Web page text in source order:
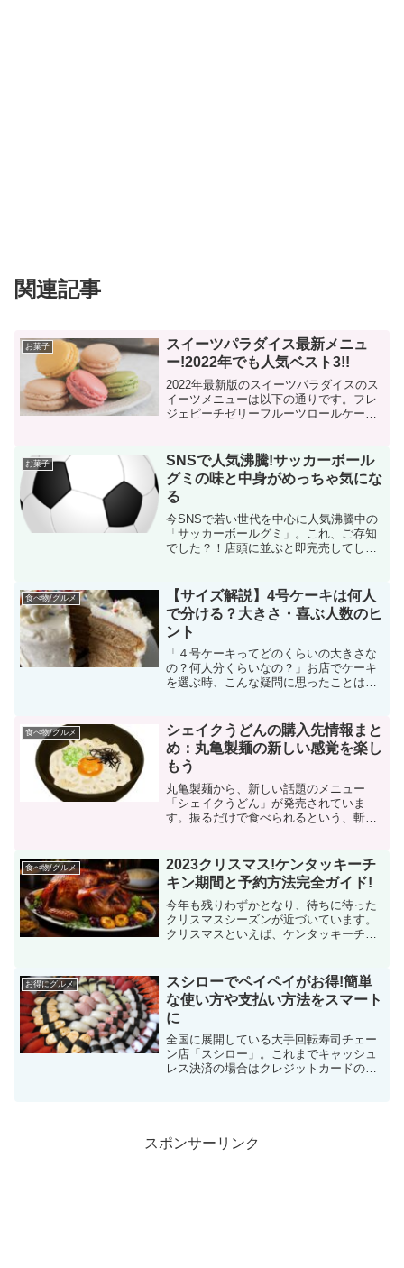
関連記事
お菓子
スイーツパラダイス最新メニュ
ー!2022年でも人気ベスト3!!
2022年最新版のスイーツパラダイスのス
イーツメニューは以下の通りです。フレ
ジェピーチゼリーフルーツロールケーキ
カ！サワーチェリーのムース色とりどり
のフルーツサンドケーキ...
お菓子
SNSで人気沸騰!サッカーボール
グミの味と中身がめっちゃ気にな
る
今SNSで若い世代を中心に人気沸騰中の
「サッカーボールグミ」。これ、ご存知
でした？！店頭に並ぶと即完売してしま
スーパーキック」という名前で販売して
います。「...
食べ物/グルメ
【サイズ解説】4号ケーキは何人
で分ける？大きさ・喜ぶ人数のヒ
ント
「４号ケーキってどのくらいの大きさな
の？何人分くらいなの？」お店でケーキ
を選ぶ時、こんな疑問に思ったことはあ
め、また注文する時に慌てないために、
４号ケーキのサイズとその...
食べ物/グルメ
シェイクうどんの購入先情報まと
め：丸亀製麺の新しい感覚を楽し
もう
丸亀製麺から、新しい話題のメニュー
「シェイクうどん」が発売されていま
す。振るだけで食べられるという、斬新
ね。では、「シェイクうどん」は、どの
丸亀製麺の店舗でも手に入るのでし...
食べ物/グルメ
2023クリスマス!ケンタッキーチ
キン期間と予約方法完全ガイド!
今年も残りわずかとなり、待ちに待った
クリスマスシーズンが近づいています。
クリスマスといえば、ケンタッキーチキ
定メニューは大人気で、SNSでは「予約
が取れない！」という声...
お得にグルメ
スシローでペイペイがお得!簡単
な使い方や支払い方法をスマート
に
全国に展開している大手回転寿司チェー
ン店「スシロー」。これまでキャッシュ
レス決済の場合はクレジットカードのみ
スポンサーリンク